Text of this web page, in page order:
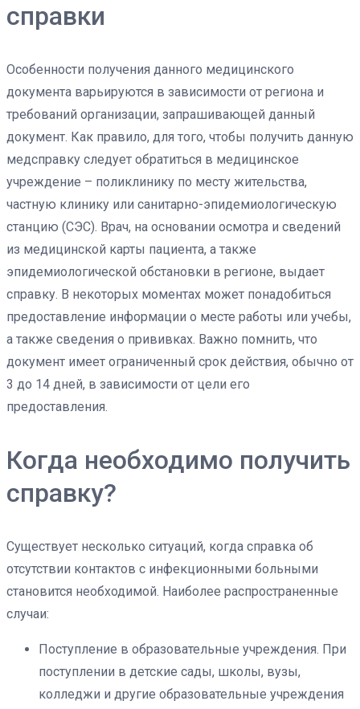
справки
Особенности получения данного медицинского
документа варьируются в зависимости от региона и
требований организации, запрашивающей данный
документ. Как правило, для того, чтобы получить данную
медсправку следует обратиться в медицинское
учреждение – поликлинику по месту жительства,
частную клинику или санитарно-эпидемиологическую
станцию (СЭС). Врач, на основании осмотра и сведений
из медицинской карты пациента, а также
эпидемиологической обстановки в регионе, выдает
справку. В некоторых моментах может понадобиться
предоставление информации о месте работы или учебы,
а также сведения о прививках. Важно помнить, что
документ имеет ограниченный срок действия, обычно от
3 до 14 дней, в зависимости от цели его
предоставления.
Когда необходимо получить
справку?
Существует несколько ситуаций, когда справка об
отсутствии контактов с инфекционными больными
становится необходимой. Наиболее распространенные
случаи:
Поступление в образовательные учреждения. При
поступлении в детские сады, школы, вузы,
колледжи и другие образовательные учреждения